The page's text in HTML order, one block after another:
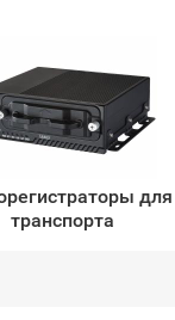
для
транспорта